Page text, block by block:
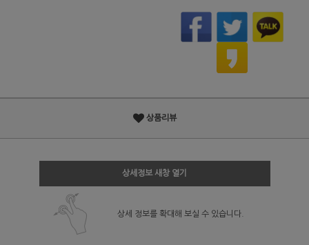
상품리뷰
상세정보 새창 열기
상세 정보를 확대해 보실 수 있습니다.